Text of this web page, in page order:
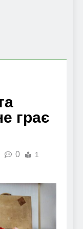
грає
0
1